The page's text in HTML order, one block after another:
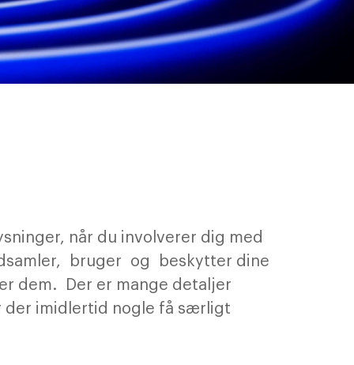
når du involverer dig med
bruger og beskytter dine
dem. Der er mange detaljer
der imidlertid nogle få særligt